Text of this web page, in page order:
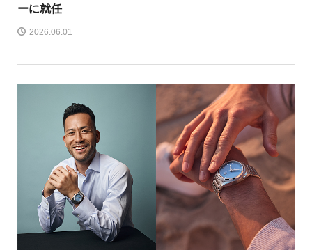
ーに就任
2026.06.01